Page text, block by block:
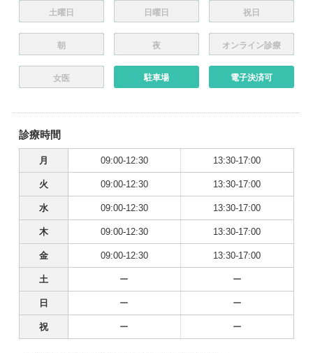
土曜日 日曜日 祝日
朝 夜 オンライン診療
女医 駐車場 電子決済可
診療時間
月 09:00-12:30 13:30-17:00
火 09:00-12:30 13:30-17:00
水 09:00-12:30 13:30-17:00
木 09:00-12:30 13:30-17:00
金 09:00-12:30 13:30-17:00
土 ー ー
日 ー ー
祝 ー ー